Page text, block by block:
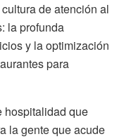
de atención al
la profunda
y la optimización
para
hospitalidad que
la gente que acude